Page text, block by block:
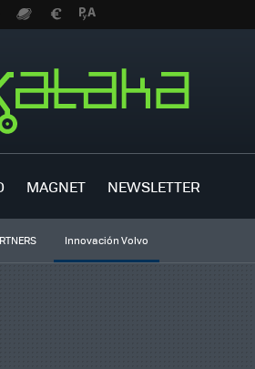
MAGNET NEWSLETTER
Innovación Volvo